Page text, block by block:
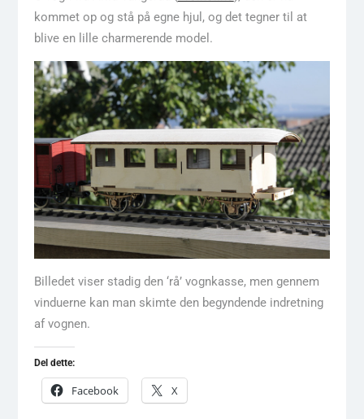
kommet op og stå på egne hjul, og det tegner til at
blive en lille charmerende model.
Billedet viser stadig den ‘rå’ vognkasse, men gennem
vinduerne kan man skimte den begyndende indretning
af vognen.
Del dette:
Facebook X